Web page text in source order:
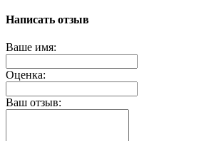
Написать отзыв
Ваше имя:
Оценка:
Ваш отзыв: